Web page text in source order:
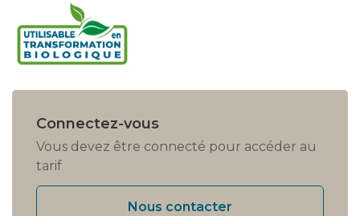
Connectez-vous
Vous devez être connecté pour accéder au
tarif
Nous contacter